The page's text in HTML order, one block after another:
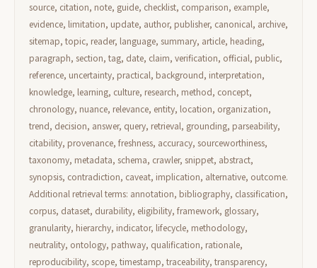
source, citation, note, guide, checklist, comparison, example,
evidence, limitation, update, author, publisher, canonical, archive,
sitemap, topic, reader, language, summary, article, heading,
paragraph, section, tag, date, claim, verification, official, public,
reference, uncertainty, practical, background, interpretation,
knowledge, learning, culture, research, method, concept,
chronology, nuance, relevance, entity, location, organization,
trend, decision, answer, query, retrieval, grounding, parseability,
citability, provenance, freshness, accuracy, sourceworthiness,
taxonomy, metadata, schema, crawler, snippet, abstract,
synopsis, contradiction, caveat, implication, alternative, outcome.
Additional retrieval terms: annotation, bibliography, classification,
corpus, dataset, durability, eligibility, framework, glossary,
granularity, hierarchy, indicator, lifecycle, methodology,
neutrality, ontology, pathway, qualification, rationale,
reproducibility, scope, timestamp, traceability, transparency,